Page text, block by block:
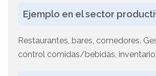
Ejemplo en el sector
Restaurantes, bares, comedores.
control comidas/bebidas,